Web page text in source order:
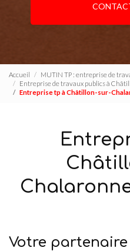
Accueil
MUTIN TP : entreprise de
Entreprise de travaux publics à
Entreprise tp à Châtillon-sur-
Votre